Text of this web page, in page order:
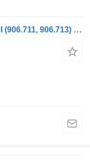
Semiasse Mercedes-Benz 215 CDI (906.711, 906.713) 9083570301 per automobile Mercedes-Benz SPRINTER 3-t Minibus / passenger (906)